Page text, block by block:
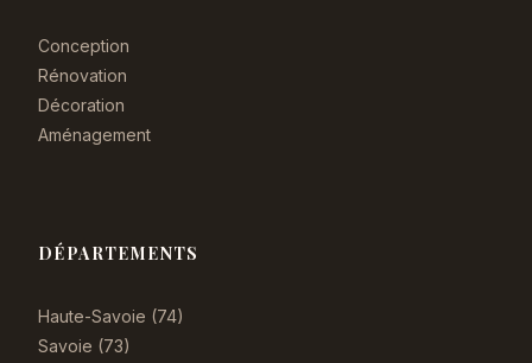
Conception
Rénovation
Décoration
Aménagement
DÉPARTEMENTS
Haute-Savoie (74)
Savoie (73)